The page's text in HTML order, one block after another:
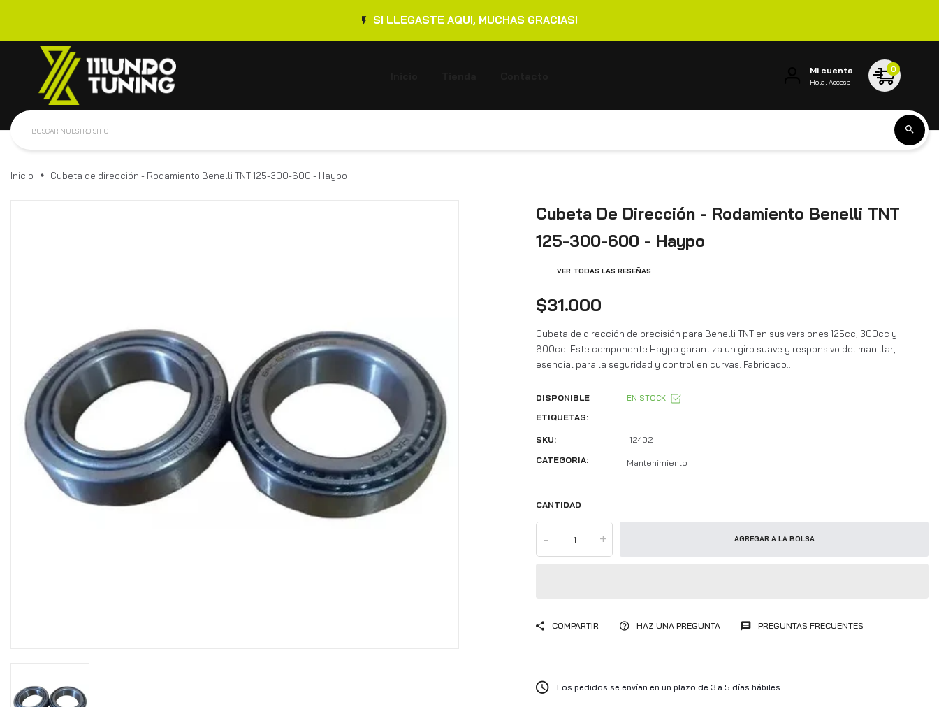
SI LLEGASTE AQUI, MUCHAS GRACIAS!
Mi cuenta
Hola, Accesp
0
Inicio Cubeta de dirección - Rodamiento Benelli TNT 125-300-600 - Haypo
Cubeta De Dirección - Rodamiento Benelli TNT
125-300-600 - Haypo
VER TODAS LAS RESEÑAS
$31.000
Cubeta de dirección de precisión para Benelli TNT en sus versiones 125cc, 300cc y
600cc. Este componente Haypo garantiza un giro suave y responsivo del manillar,
esencial para la seguridad y control en curvas. Fabricado...
DISPONIBLE EN STOCK
ETIQUETAS:
SKU:
12402
CATEGORIA:
Mantenimiento
CANTIDAD
- + AGREGAR A LA BOLSA
COMPARTIR HAZ UNA PREGUNTA PREGUNTAS FRECUENTES
Los pedidos se envían en un plazo de 3 a 5 días hábiles.